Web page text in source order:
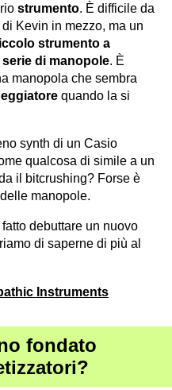
strumento. È difficile da
Kevin in mezzo, ma un
strumento a
di manopole. È
manopola che sembra
quando la si
synth di un Casio
qualcosa di simile a un
il bitcrushing? Forse è
manopole.
debuttare un nuovo
di saperne di più al
Instruments
fondato